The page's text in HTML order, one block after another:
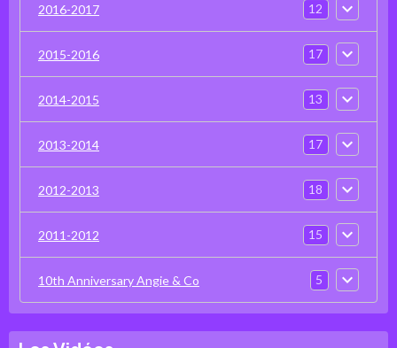
2016-2017 12
2015-2016 17
2014-2015 13
2013-2014 17
2012-2013 18
2011-2012 15
10th Anniversary Angie & Co 5